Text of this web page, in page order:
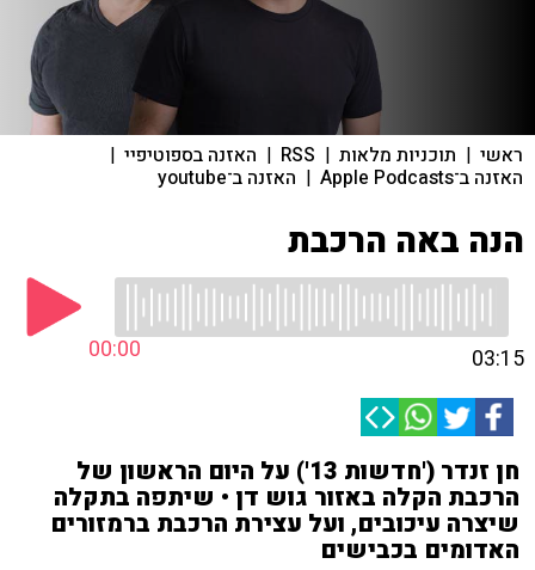
ראשי | תוכניות מלאות |
RSS
| האזנה בספוטיפיי |
האזנה ב־Apple Podcasts | האזנה ב־youtube
הנה באה הרכבת
00:00 03:15
חן זנדר ('חדשות 13') על היום הראשון של
הרכבת הקלה באזור גוש דן • שיתפה בתקלה
שיצרה עיכובים, ועל עצירת הרכבת ברמזורים
האדומים בכבישים